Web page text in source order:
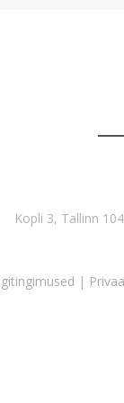
Kopli 3, Tallinn
|